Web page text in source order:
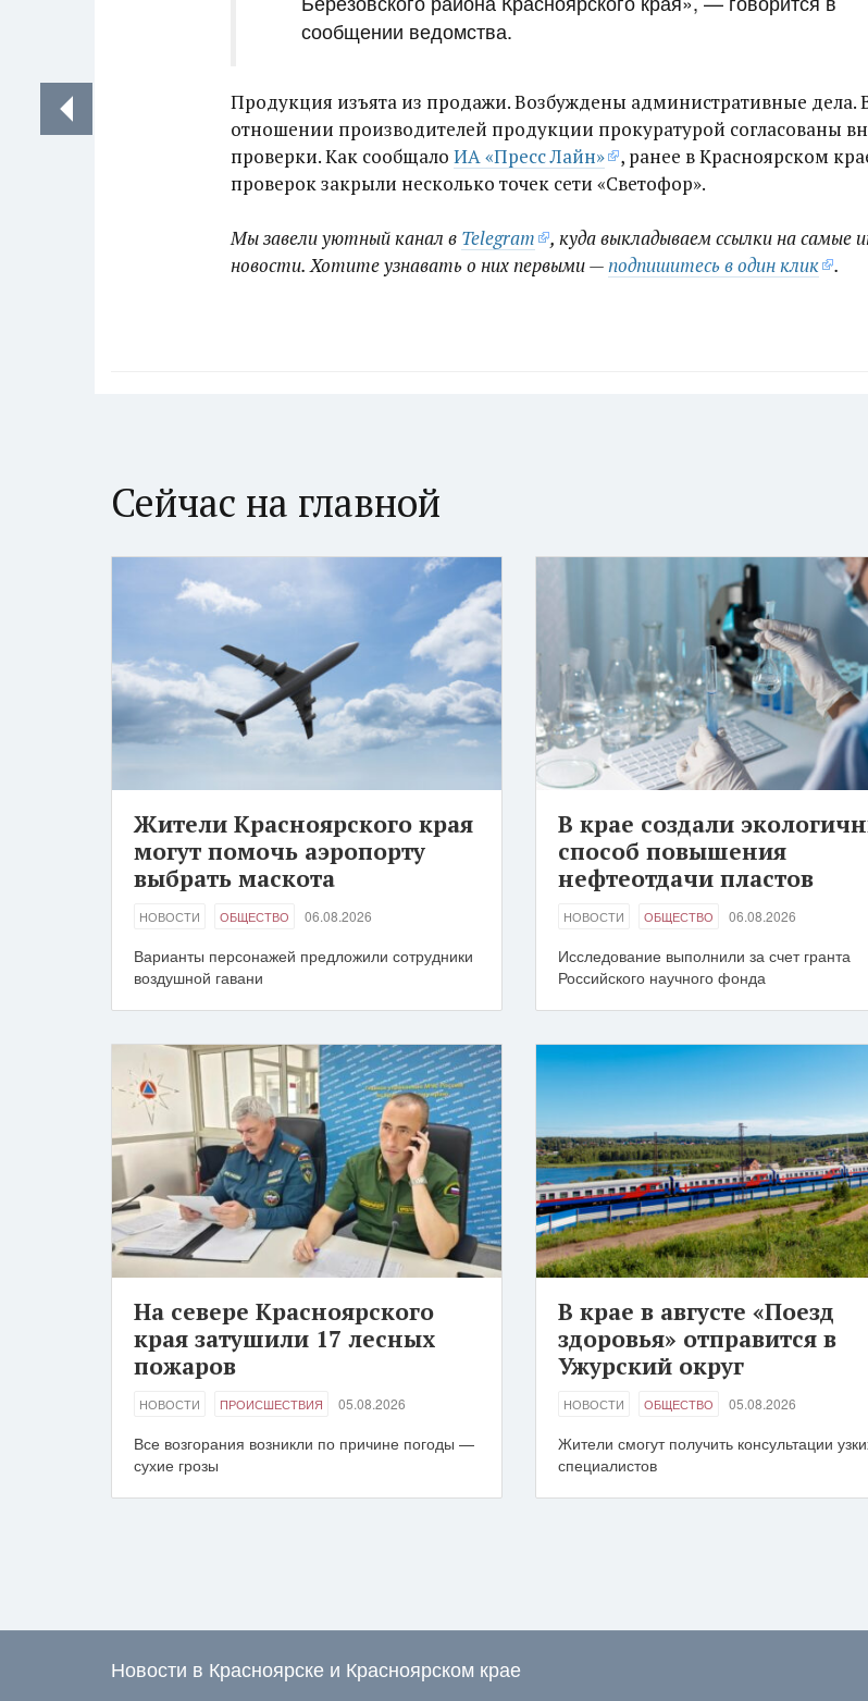
сообщении ведомства.
Продукция изъята из продажи. Возбуждены административные дела.
отношении производителей продукции прокуратурой согласованы
проверки. Как сообщало ИА «Пресс Лайн»
, ранее в Красноярском
проверок закрыли несколько точек сети «Светофор».
Мы завели уютный канал в Telegram
, куда выкладываем ссылки на самые
новости. Хотите узнавать о них первыми — подпишитесь в один клик .
Сейчас на главной
Жители Красноярского края
могут помочь аэропорту
выбрать маскота
НОВОСТИ ОБЩЕСТВО 06.08.2026
Варианты персонажей предложили сотрудники
воздушной гавани
В крае создали
способ повышения
нефтеотдачи пластов
НОВОСТИ ОБЩЕСТВО 06.08.2026
Исследование выполнили за счет гранта
Российского научного фонда
На севере Красноярского
края затушили 17 лесных
пожаров
НОВОСТИ ПРОИСШЕСТВИЯ 05.08.2026
Все возгорания возникли по причине погоды —
сухие грозы
В крае в августе «Поезд
здоровья» отправится в
Ужурский округ
НОВОСТИ ОБЩЕСТВО 05.08.2026
Жители смогут получить консультации
специалистов
Новости в Красноярске и Красноярском крае